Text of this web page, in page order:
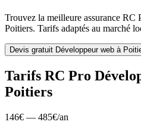
Trouvez la meilleure assurance RC
Poitiers. Tarifs adaptés au marché
Devis gratuit Développeur web à
Tarifs RC Pro
Poitiers
146€ — 485€/an